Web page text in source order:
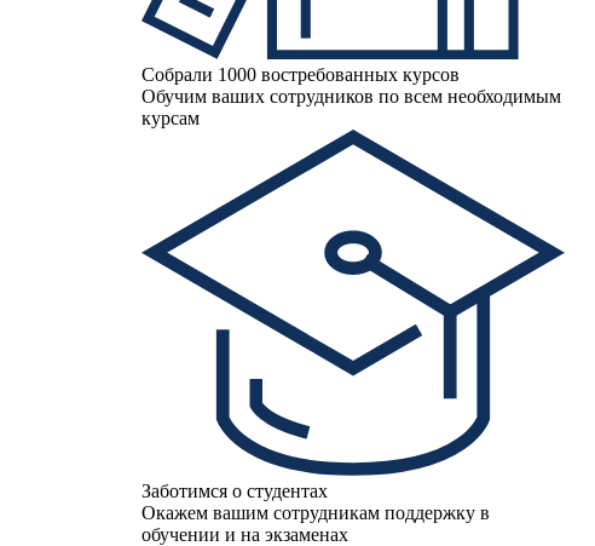
Собрали 1000 востребованных курсов
Обучим ваших сотрудников по всем необходимым
курсам
Заботимся о студентах
Окажем вашим сотрудникам поддержку в
обучении и на экзаменах